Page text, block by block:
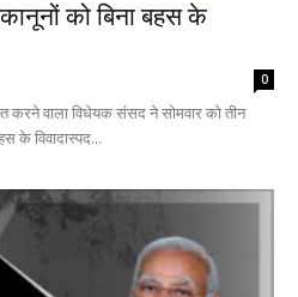
को बिना बहस के
0
करने वाला विधेयक संसद ने सोमवार को तीन
के विवादास्पद...